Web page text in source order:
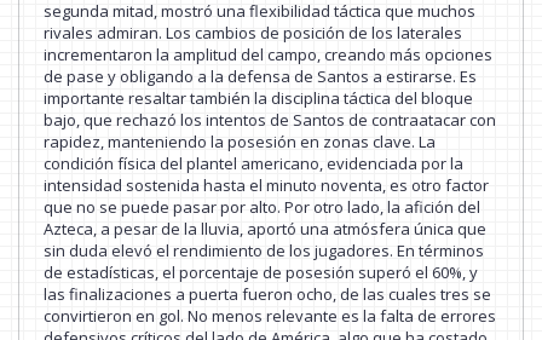
segunda mitad, mostró una flexibilidad táctica que muchos
rivales admiran. Los cambios de posición de los laterales
incrementaron la amplitud del campo, creando más opciones
de pase y obligando a la defensa de Santos a estirarse. Es
importante resaltar también la disciplina táctica del bloque
bajo, que rechazó los intentos de Santos de contraatacar con
rapidez, manteniendo la posesión en zonas clave. La
condición física del plantel americano, evidenciada por la
intensidad sostenida hasta el minuto noventa, es otro factor
que no se puede pasar por alto. Por otro lado, la afición del
Azteca, a pesar de la lluvia, aportó una atmósfera única que
sin duda elevó el rendimiento de los jugadores. En términos
de estadísticas, el porcentaje de posesión superó el 60%, y
las finalizaciones a puerta fueron ocho, de las cuales tres se
convirtieron en gol. No menos relevante es la falta de errores